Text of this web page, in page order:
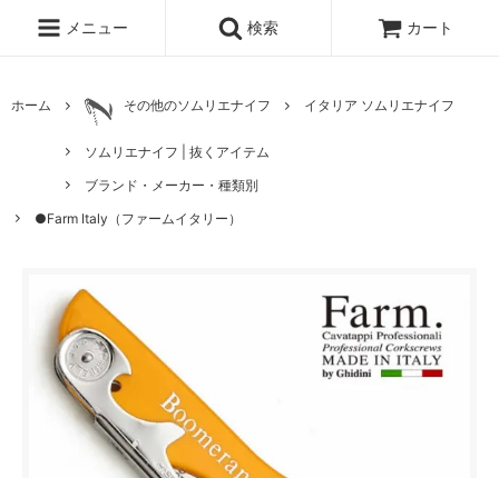
メニュー 検索 カート
ホーム その他のソムリエナイフ イタリア ソムリエナイフ
ソムリエナイフ | 抜くアイテム
ブランド・メーカー・種類別
●Farm Italy（ファームイタリー）